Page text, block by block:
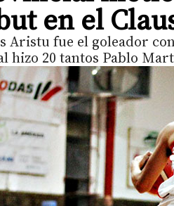
en el
Aristu fue el goleador
hizo 20 tantos Pablo